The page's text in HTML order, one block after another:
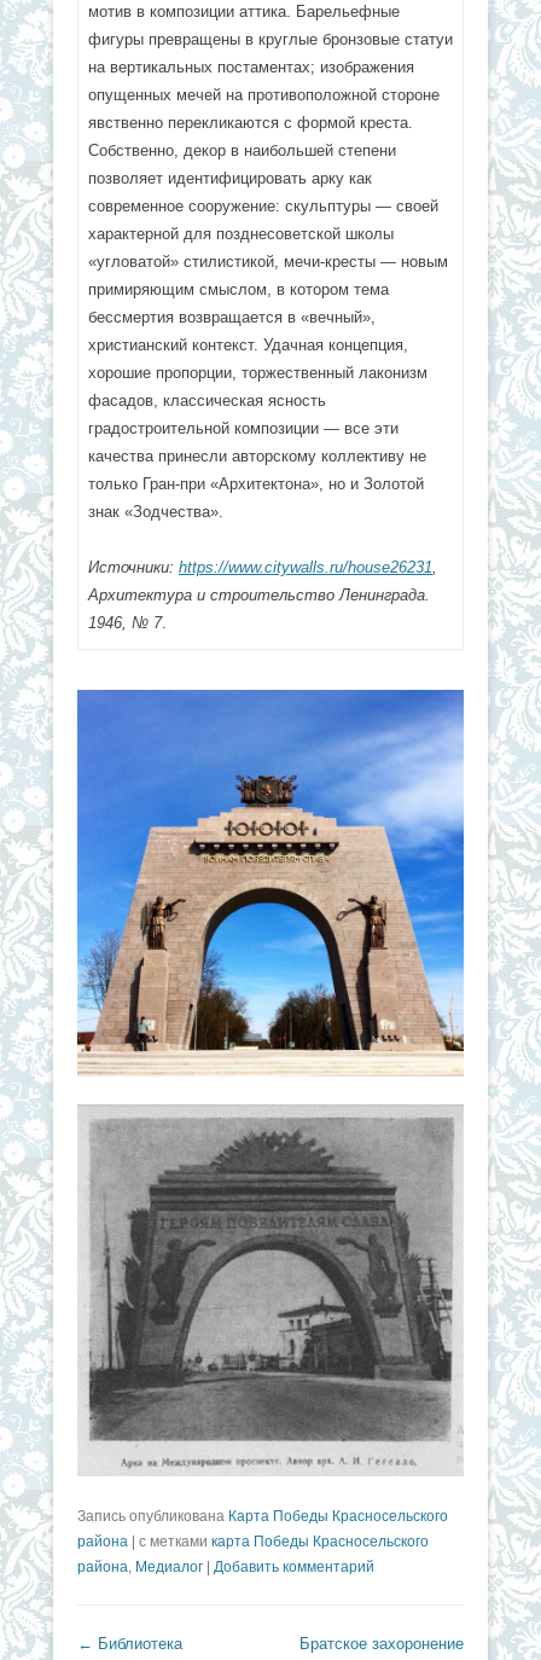
мотив в композиции аттика. Барельефные
фигуры превращены в круглые бронзовые статуи
на вертикальных постаментах; изображения
опущенных мечей на противоположной стороне
явственно перекликаются с формой креста.
Собственно, декор в наибольшей степени
позволяет идентифицировать арку как
современное сооружение: скульптуры — своей
характерной для позднесоветской школы
«угловатой» стилистикой, мечи-кресты — новым
примиряющим смыслом, в котором тема
бессмертия возвращается в «вечный»,
христианский контекст. Удачная концепция,
хорошие пропорции, торжественный лаконизм
фасадов, классическая ясность
градостроительной композиции — все эти
качества принесли авторскому коллективу не
только Гран-при «Архитектона», но и Золотой
знак «Зодчества».
Источники: https://www.citywalls.ru/house26231,
Архитектура и строительство Ленинграда.
1946, № 7.
Запись опубликована Карта Победы Красносельского
района | с метками карта Победы Красносельского
района Медиалог | Добавить комментарий
Навигация по записям
← Библиотека
Братское захоронение